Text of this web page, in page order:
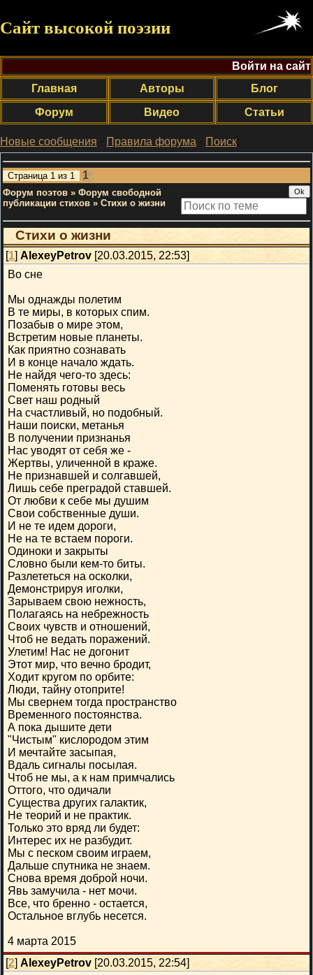
Сайт высокой поэзии
Войти на сайт
Главная
Авторы
Блог
Форум
Видео Статьи
Новые сообщения · Правила форума · Поиск;
Страница 1 из 1 1
Форум поэтов » Форум свободной
публикации стихов » Стихи о жизни
Стихи о жизни
[1] AlexeyPetrov [20.03.2015, 22:53]
Во сне
Мы однажды полетим
В те миры, в которых спим.
Позабыв о мире этом,
Встретим новые планеты.
Как приятно сознавать
И в конце начало ждать.
Не найдя чего-то здесь:
Поменять готовы весь
Свет наш родный
На счастливый, но подобный.
Наши поиски, метанья
В получении признанья
Нас уводят от себя же -
Жертвы, уличенной в краже.
Не признавшей и солгавшей,
Лишь себе преградой ставшей.
От любви к себе мы душим
Свои собственные души.
И не те идем дороги,
Не на те встаем пороги.
Одиноки и закрыты
Словно были кем-то биты.
Разлететься на осколки,
Демонстрируя иголки,
Зарываем свою нежность,
Полагаясь на небрежность
Своих чувств и отношений,
Чтоб не ведать поражений.
Улетим! Нас не догонит
Этот мир, что вечно бродит,
Ходит кругом по орбите:
Люди, тайну отоприте!
Мы свернем тогда пространство
Временного постоянства.
А пока дышите дети
"Чистым" кислородом этим
И мечтайте засыпая,
Вдаль сигналы посылая.
Чтоб не мы, а к нам примчались
Оттого, что одичали
Существа других галактик,
Не теорий и не практик.
Только это вряд ли будет:
Интерес их не разбудит.
Мы с песком своим играем,
Дальше спутника не знаем.
Снова время доброй ночи.
Явь замучила - нет мочи.
Все, что бренно - остается,
Остальное вглубь несется.
4 марта 2015
[2] AlexeyPetrov [20.03.2015, 22:54]